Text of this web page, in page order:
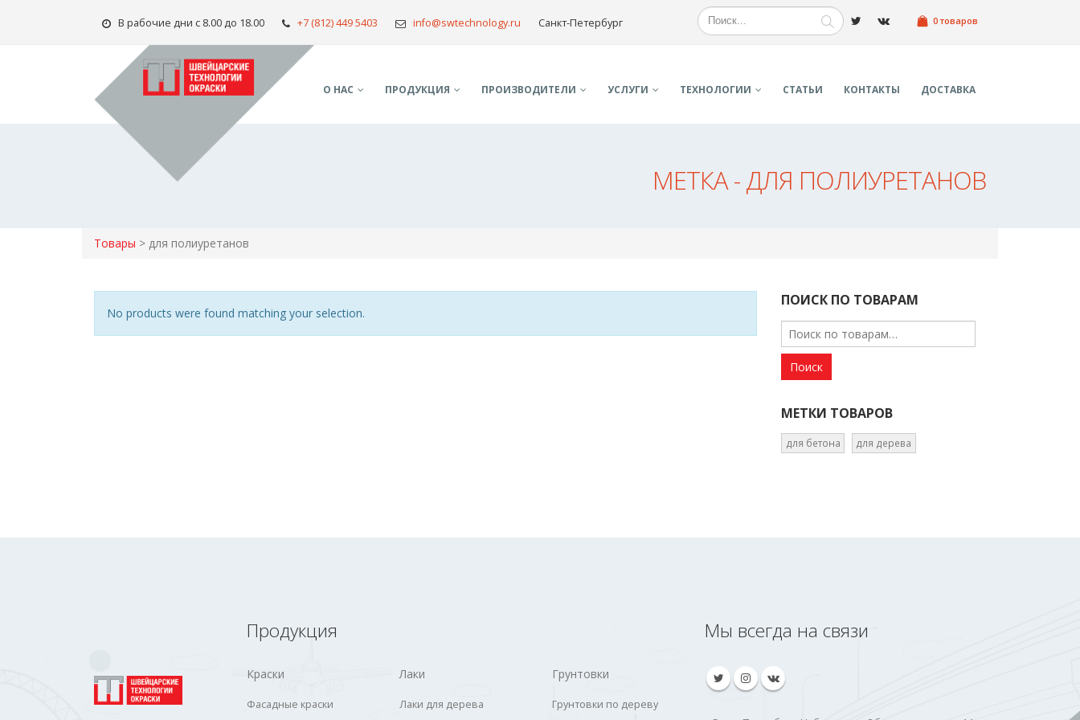
В рабочие дни с 8.00 до 18.00 +7 (812) 449 5403 info@swtechnology.ru Санкт-Петербург 0 товаров
О НАС ПРОДУКЦИЯ ПРОИЗВОДИТЕЛИ УСЛУГИ TЕХНОЛОГИИ СТАТЬИ КОНТАКТЫ ДОСТАВКА
МЕТКА - ДЛЯ ПОЛИУРЕТАНОВ
Товары > для полиуретанов
No products were found matching your selection.
ПОИСК ПО ТОВАРАМ
МЕТКИ ТОВАРОВ
для бетона для дерева
Продукция
Краски
Фасадные краски
Лаки
Лаки для дерева
Грунтовки
Грунтовки по дереву
Мы всегда на связи